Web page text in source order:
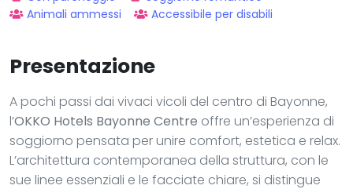
Animali ammessi
Accessibile per disabili
Presentazione
A pochi passi dai vivaci vicoli del centro di Bayonne,
l’OKKO Hotels Bayonne Centre offre un’esperienza di
soggiorno pensata per unire comfort, estetica e relax.
L’architettura contemporanea della struttura, con le
sue linee essenziali e le facciate chiare, si distingue